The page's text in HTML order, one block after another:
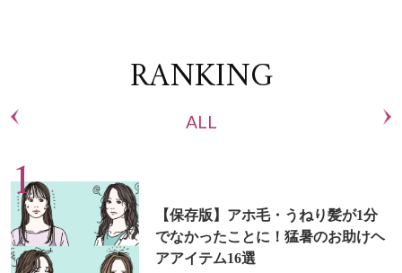
RANKING
ALL
【保存版】アホ毛・うねり髪が1分
でなかったことに！猛暑のお助けヘ
アアイテム16選